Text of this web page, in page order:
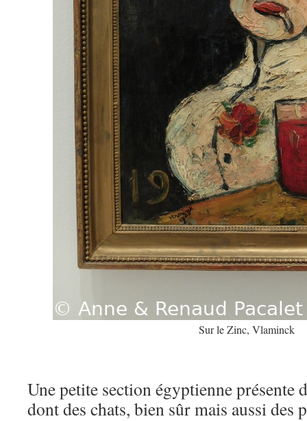
Sur le Zinc, Vlaminck
Une petite section égyptienne présente
dont des chats, bien sûr mais aussi des